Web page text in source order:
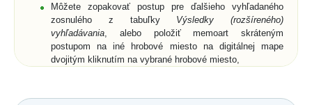
Môžete zopakovať postup pre ďalšieho vyhľadaného
zosnulého z tabuľky Výsledky (rozšíreného)
vyhľadávania , alebo položiť memoart skráteným
postupom na iné hrobové miesto na digitálnej mape
dvojitým kliknutím na vybrané hrobové miesto,
mape, nemusíte vyplniť poleText spomienkyaOd koho,